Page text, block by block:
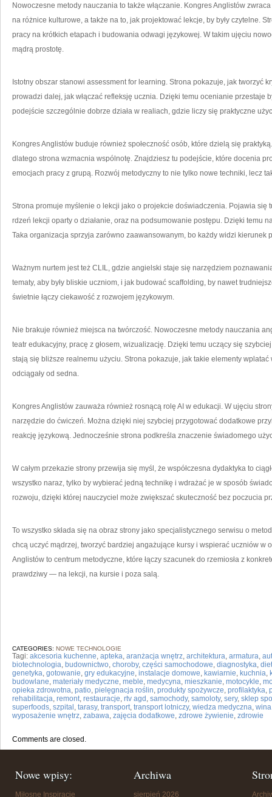
Nowoczesne metody nauczania to także włączanie. Kongres Anglistów
na różnice kulturowe, a także na to, jak projektować lekcje, by były czytelne.
pracy na krótkich etapach i budowania odwagi językowej. W takim ujęciu
mądrą prostotę.
Istotny obszar stanowi assessment for learning. Strona pokazuje, jak tworzyć
prowadzi dalej, jak włączać refleksję ucznia. Dzięki temu ocenianie przestaje
podejście szczególnie dobrze działa w realiach, gdzie liczy się praktyczne
Kongres Anglistów buduje również społeczność osób, które dzielą się
dlatego strona wzmacnia wspólnotę. Znajdziesz tu podejście, które docenia
emocjach pracy z grupą. Rozwój metodyczny to nie tylko nowe techniki, lecz
Strona promuje myślenie o lekcji jako o projekcie doświadczenia. Pojawia się
rdzeń lekcji oparty o działanie, oraz na podsumowanie postępu. Dzięki temu
Taka organizacja sprzyja zarówno zaawansowanym, bo każdy widzi kierunek
Ważnym nurtem jest też CLIL, gdzie angielski staje się narzędziem
tematy, aby były bliskie uczniom, i jak budować scaffolding, by nawet
świetnie łączy ciekawość z rozwojem językowym.
Nie brakuje również miejsca na twórczość. Nowoczesne metody nauczania
teatr edukacyjny, pracę z głosem, wizualizację. Dzięki temu uczący się
stają się bliższe realnemu użyciu. Strona pokazuje, jak takie elementy wplatać
odciągały od sedna.
Kongres Anglistów zauważa również rosnącą rolę AI w edukacji. W ujęciu
narzędzie do ćwiczeń. Można dzięki niej szybciej przygotować dodatkowe
reakcję językową. Jednocześnie strona podkreśla znaczenie świadomego
W całym przekazie strony przewija się myśl, że współczesna dydaktyka to
wszystko naraz, tylko by wybierać jedną technikę i wdrażać je w sposób
rozwoju, dzięki której nauczyciel może zwiększać skuteczność bez poczucia
To wszystko składa się na obraz strony jako specjalistycznego serwisu o
chcą uczyć mądrzej, tworzyć bardziej angażujące kursy i wspierać uczniów w
Anglistów to centrum metodyczne, które łączy szacunek do rzemiosła z
prawdziwy — na lekcji, na kursie i poza salą.
CATEGORIES: NOWE TECHNOLOGIE
Tagi: akcesoria kuchenne, apteka, aranżacja wnętrz, architektura, armatura,
biotechnologia, budownictwo, choroby, części samochodowe, diagnostyka,
genetyka, gotowanie, gry edukacyjne, instalacje domowe, kawiarnie, kuchnia,
budowlane, materiały medyczne, meble, medycyna, mieszkanie, motocykle,
opieka zdrowotna, patio, pielęgnacja roślin, produkty spożywcze, profilaktyka,
rehabilitacja, remont, restauracje, rtv agd , samochody, samoloty, sery, sklep
superfoods, szpital , tarasy, transport, transport lotniczy, wiedza medyczna, wina
wyposażenie wnętrz, zabawa, zajęcia dodatkowe, zdrowe żywienie, zdrowie
Comments are closed.
Nowe wpisy:
Miłosne Inspiracje
Archiwa
sierpień 2026